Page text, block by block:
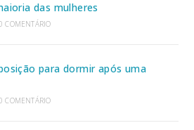
das mulheres
COMENTÁRIO
para dormir após uma
COMENTÁRIO